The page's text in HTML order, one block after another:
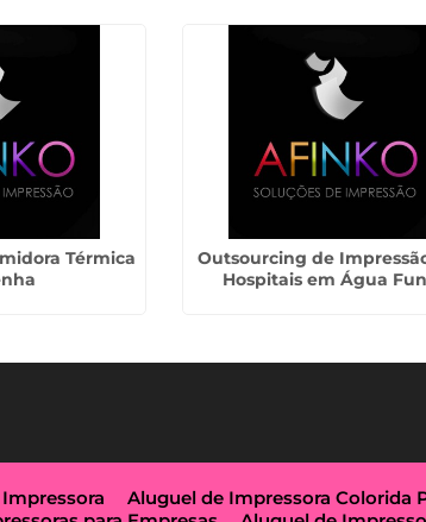
Térmica
Outsourcing de
Hospitais em Água
Aluguel de Impressora Colorida